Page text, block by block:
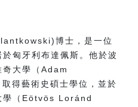
博士，是一位
匈牙利布達佩斯。他於波
大學（ Adam
取得藝術史碩士學位，並於
（ Eötvös Loránd